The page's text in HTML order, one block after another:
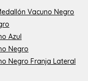
Vacuno Negro
Azul
Negro
Negro Franja Lateral